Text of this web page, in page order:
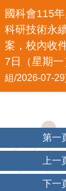
國科會115
科研技術永
案，校內收
7日（星期一
組/2026-07-
第一
上一
下一